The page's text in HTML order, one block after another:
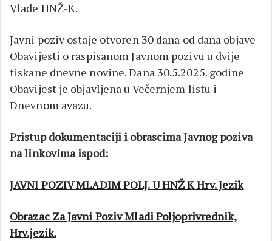
Vlade HNŽ-K.
Javni poziv ostaje otvoren 30 dana od dana objave
Obavijesti o raspisanom Javnom pozivu u dvije
tiskane dnevne novine. Dana 30.5.2025. godine
Obavijest je objavljena u Večernjem listu i
Dnevnom avazu.
Pristup dokumentaciji i obrascima Javnog poziva
na linkovima ispod:
JAVNI POZIV MLADIM POLJ. U HNŽ K Hrv. Jezik
Obrazac Za Javni Poziv Mladi Poljoprivrednik,
Hrv.jezik.